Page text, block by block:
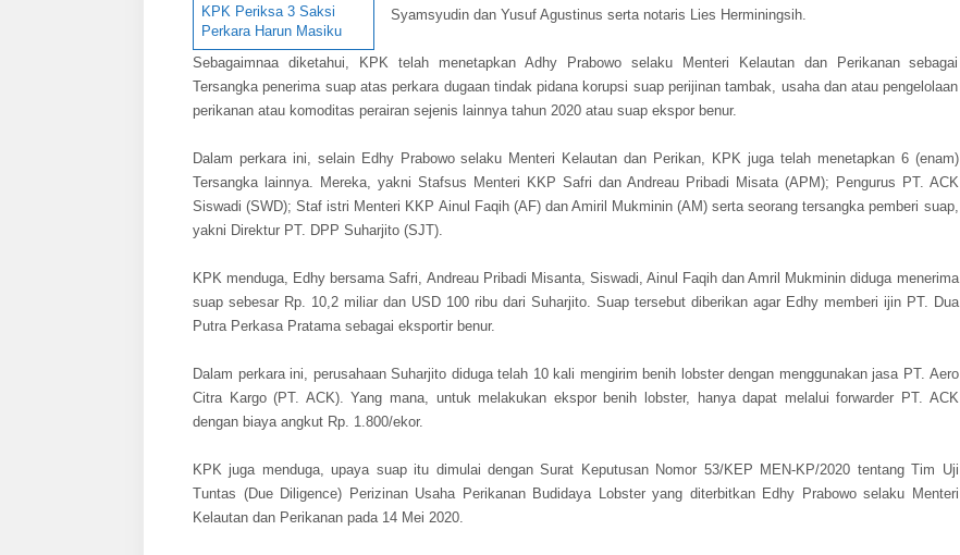
KPK Periksa 3 Saksi
Perkara Harun Masiku
Syamsyudin dan Yusuf Agustinus serta notaris Lies Herminingsih.
Sebagaimnaa diketahui, KPK telah menetapkan Adhy Prabowo selaku Menteri Kelautan dan Perikanan sebagai
Tersangka penerima suap atas perkara dugaan tindak pidana korupsi suap perijinan tambak, usaha dan atau pengelolaan
perikanan atau komoditas perairan sejenis lainnya tahun 2020 atau suap ekspor benur.
Dalam perkara ini, selain Edhy Prabowo selaku Menteri Kelautan dan Perikan, KPK juga telah menetapkan 6 (enam)
Tersangka lainnya. Mereka, yakni Stafsus Menteri KKP Safri dan Andreau Pribadi Misata (APM); Pengurus PT. ACK
Siswadi (SWD); Staf istri Menteri KKP Ainul Faqih (AF) dan Amiril Mukminin (AM) serta seorang tersangka pemberi suap,
yakni Direktur PT. DPP Suharjito (SJT).
KPK menduga, Edhy bersama Safri, Andreau Pribadi Misanta, Siswadi, Ainul Faqih dan Amril Mukminin diduga menerima
suap sebesar Rp. 10,2 miliar dan USD 100 ribu dari Suharjito. Suap tersebut diberikan agar Edhy memberi ijin PT. Dua
Putra Perkasa Pratama sebagai eksportir benur.
Dalam perkara ini, perusahaan Suharjito diduga telah 10 kali mengirim benih lobster dengan menggunakan jasa PT. Aero
Citra Kargo (PT. ACK). Yang mana, untuk melakukan ekspor benih lobster, hanya dapat melalui forwarder PT. ACK
dengan biaya angkut Rp. 1.800/ekor.
KPK juga menduga, upaya suap itu dimulai dengan Surat Keputusan Nomor 53/KEP MEN-KP/2020 tentang Tim Uji
Tuntas (Due Diligence) Perizinan Usaha Perikanan Budidaya Lobster yang diterbitkan Edhy Prabowo selaku Menteri
Kelautan dan Perikanan pada 14 Mei 2020.